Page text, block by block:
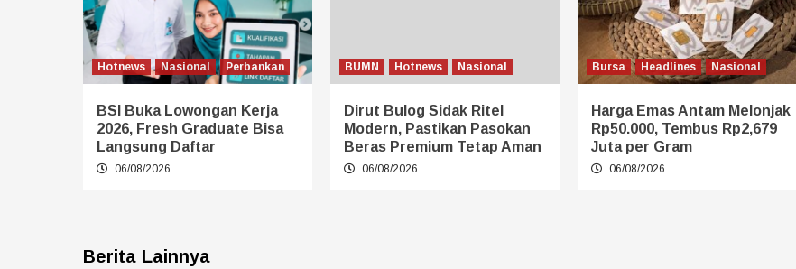
Hotnews Nasional Perbankan
BSI Buka Lowongan Kerja
2026, Fresh Graduate Bisa
Langsung Daftar
06/08/2026
BUMN Hotnews Nasional
Dirut Bulog Sidak Ritel
Modern, Pastikan Pasokan
Beras Premium Tetap Aman
06/08/2026
Bursa Headlines Nasional
Harga Emas Antam Melonjak
Rp50.000, Tembus Rp2,679
Juta per Gram
06/08/2026
Berita Lainnya